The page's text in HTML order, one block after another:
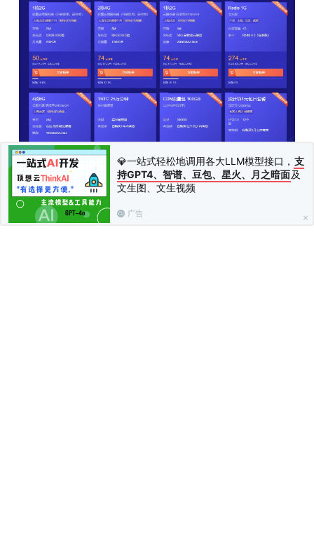
💎一站式轻松地调用各大LLM模型接口， 支
持GPT4、智谱、豆包、星火、月之暗面及
文生图、文生视频
广告
2.确定服务器参数，确定无误后点击提交订单